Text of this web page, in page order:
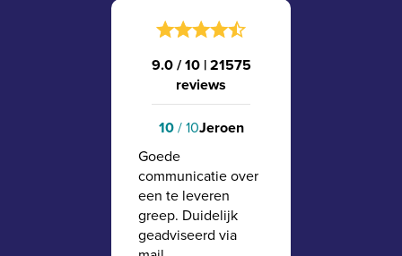
9.0 / 10 |21575
reviews
10/ 10Jeroen
Goede
communicatie over
een te leveren
greep. Duidelijk
geadviseerd via